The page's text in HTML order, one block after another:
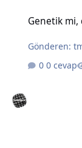
Genetik mi,
Gönderen:
0 cevap